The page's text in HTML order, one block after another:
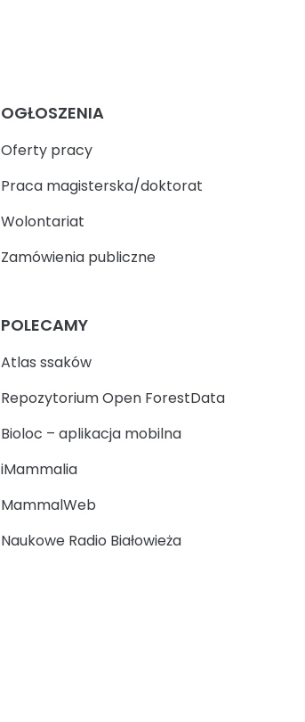
OGŁOSZENIA
Oferty pracy
Praca magisterska/doktorat
Wolontariat
Zamówienia publiczne
POLECAMY
Atlas ssaków
Repozytorium Open ForestData
Bioloc – aplikacja mobilna
iMammalia
MammalWeb
Naukowe Radio Białowieża